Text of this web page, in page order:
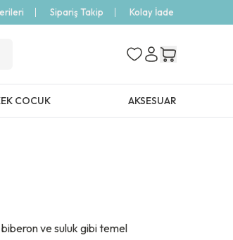
Sipariş Takip Kolay İade
COCUK AKSESUAR
ve suluk gibi temel